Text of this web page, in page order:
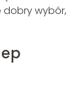
dobry wybór,